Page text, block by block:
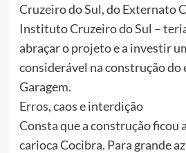
Cruzeiro do Sul, do Externato
Instituto Cruzeiro do Sul –
abraçar o projeto e a investir
considerável na construção
Garagem.
Erros, caos e interdição
Consta que a construção ficou
carioca Cocibra. Para grande